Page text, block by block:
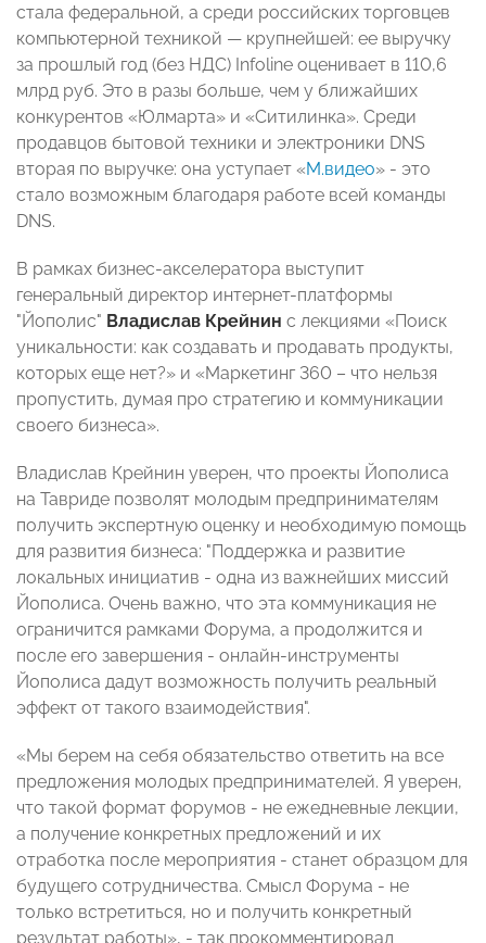
стала федеральной, а среди российских торговцев
компьютерной техникой — крупнейшей: ее выручку
за прошлый год (без НДС) Infoline оценивает в 110,6
млрд руб. Это в разы больше, чем у ближайших
конкурентов «Юлмарта» и «Ситилинка». Среди
продавцов бытовой техники и электроники DNS
вторая по выручке: она уступает «М.видео» - это
стало возможным благодаря работе всей команды
DNS.
В рамках бизнес-акселератора выступит
генеральный директор интернет-платформы
"Йополис" Владислав Крейнин с лекциями «Поиск
уникальности: как создавать и продавать продукты,
которых еще нет?» и «Маркетинг 360 – что нельзя
пропустить, думая про стратегию и коммуникации
своего бизнеса».
Владислав Крейнин уверен, что проекты Йополиса
на Тавриде позволят молодым предпринимателям
получить экспертную оценку и необходимую помощь
для развития бизнеса: "Поддержка и развитие
локальных инициатив - одна из важнейших миссий
Йополиса. Очень важно, что эта коммуникация не
ограничится рамками Форума, а продолжится и
после его завершения - онлайн-инструменты
Йополиса дадут возможность получить реальный
эффект от такого взаимодействия".
«Мы берем на себя обязательство ответить на все
предложения молодых предпринимателей. Я уверен,
что такой формат форумов - не ежедневные лекции,
а получение конкретных предложений и их
отработка после мероприятия - станет образцом для
будущего сотрудничества. Смысл Форума - не
только встретиться, но и получить конкретный
результат работы», - так прокомментировал